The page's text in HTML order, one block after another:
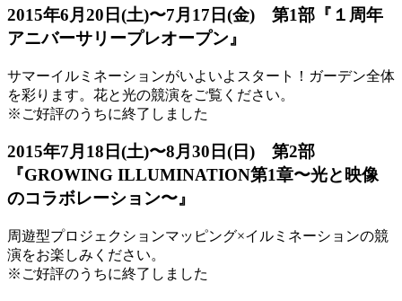
2015年6月20日(土)〜7月17日(金) 第1部『１周年
アニバーサリープレオープン』
サマーイルミネーションがいよいよスタート！ガーデン全体
を彩ります。花と光の競演をご覧ください。
※ご好評のうちに終了しました
2015年7月18日(土)〜8月30日(日) 第2部
『GROWING ILLUMINATION第1章〜光と映像
のコラボレーション〜』
周遊型プロジェクションマッピング×イルミネーションの競
演をお楽しみください。
※ご好評のうちに終了しました